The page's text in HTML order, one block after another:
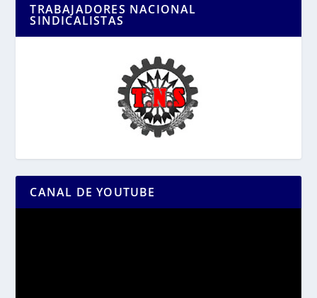
TRABAJADORES NACIONAL
SINDICALISTAS
CANAL DE YOUTUBE